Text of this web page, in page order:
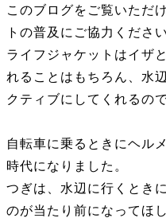
このブログをご覧いただ
トの普及にご協力ください
ライフジャケットはイザ
れることはもちろん、水
クティブにしてくれるので
自転車に乗るときにヘル
時代になりました。
つぎは、水辺に行くとき
のが当たり前になってほ